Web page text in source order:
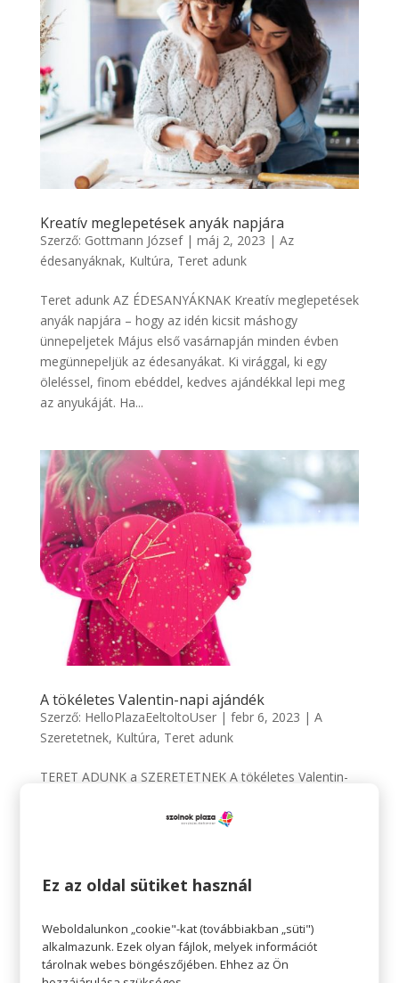
Kreatív meglepetések anyák napjára
Szerző: Gottmann József| máj 2, 2023 | Az
édesanyáknak, Kultúra, Teret adunk
Teret adunk AZ ÉDESANYÁKNAK Kreatív meglepetések
anyák napjára – hogy az idén kicsit máshogy
ünnepeljetek Május első vasárnapján minden évben
megünnepeljük az édesanyákat. Ki virággal, ki egy
öleléssel, finom ebéddel, kedves ajándékkal lepi meg
az anyukáját. Ha...
A tökéletes Valentin-napi ajándék
Szerző: HelloPlazaEeltoltoUser| febr 6, 2023 | A
Szeretetnek, Kultúra, Teret adunk
TERET ADUNK a SZERETETNEK A tökéletes Valentin-
mivel mutathatnám ki, gondolok rá? – tesszük fel a
nagyszerű ajándék,...
Ez az oldal sütiket használ
Weboldalunkon „cookie"-kat (továbbiakban „süti")
alkalmazunk. Ezek olyan fájlok, melyek információt
tárolnak webes böngészőjében. Ehhez az Ön